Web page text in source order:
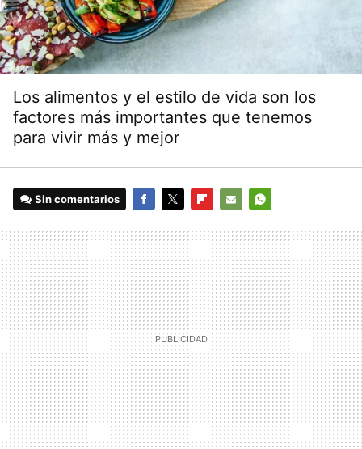
Los alimentos y el estilo de vida son los
factores más importantes que tenemos
para vivir más y mejor
Sin comentarios
MAIL